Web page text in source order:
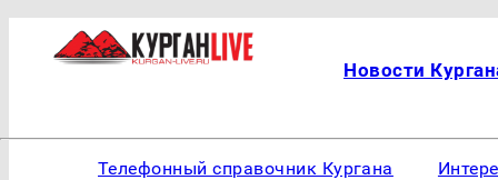
Новости
Телефонный справочник Кургана